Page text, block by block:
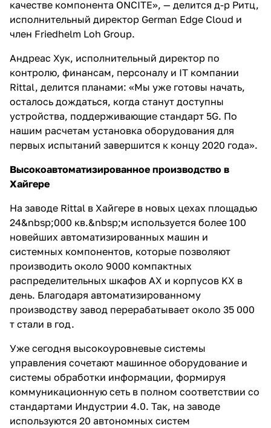
качестве компонента ONCITE», — делится д-р Ритц,
исполнительный директор German Edge Cloud и
член Friedhelm Loh Group.
Андреас Хук, исполнительный директор по
контролю, финансам, персоналу и IT компании
Rittal, делится планами: «Мы уже готовы начать,
осталось дождаться, когда станут доступны
устройства, поддерживающие стандарт 5G. По
нашим расчетам установка оборудования для
первых испытаний завершится к концу 2020 года».
Высокоавтоматизированное производство в
Хайгере
На заводе Rittal в Хайгере в новых цехах площадью
24&nbsp;000 кв.&nbsp;м используется более 100
новейших автоматизированных машин и
системных компонентов, которые позволяют
производить около 9000 компактных
распределительных шкафов AX и корпусов KX в
день. Благодаря автоматизированному
производству завод перерабатывает около 35 000
т стали в год.
Уже сегодня высокоуровневые системы
управления сочетают машинное оборудование и
системы обработки информации, формируя
коммуникационную сеть в полном соответствии со
стандартами Индустрии 4.0. Так, на заводе
используются 20 автономных систем